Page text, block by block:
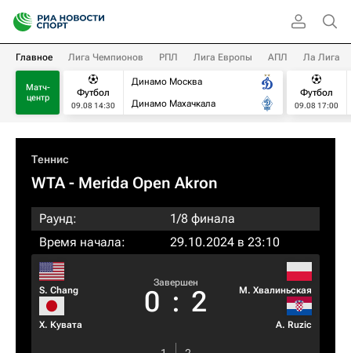
Главное Лига Чемпионов РПЛ Лига Европы АПЛ Ла Лига
Матч-
центр
Футбол
09.08 14:30
Динамо Москва
Динамо Махачкала
Футбол
09.08 17:00
Теннис
WTA- Merida Open Akron
Раунд:
1/8 финала
Время начала:
29.10.2024 в 23:10
S. Chang
Х. Кувата
Завершен
0 : 2 М. Хвалиньская
A. Ruzic